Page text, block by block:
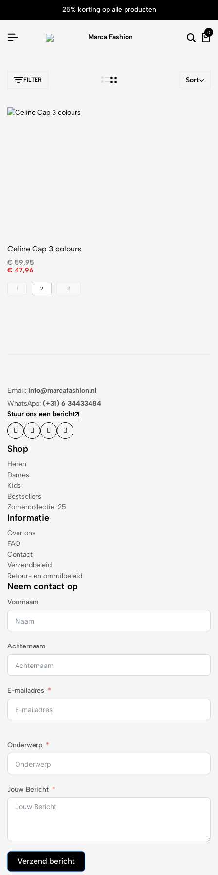
25% korting op alle producten
0
FILTER Sort
Celine Cap 3 colours
€59,95
€ 47,96
1 2 3
Email: info@marcafashion.nl
WhatsApp: (+31) 6 34433484
Stuur ons een bericht
Shop
Heren
Dames
Kids
Bestsellers
Zomercollectie '25
Informatie
Over ons
FAQ
Contact
Verzendbeleid
Retour- en omruilbeleid
Neem contact op
Voornaam
Achternaam
E-mailadres
Onderwerp
Jouw Bericht
Verzend bericht